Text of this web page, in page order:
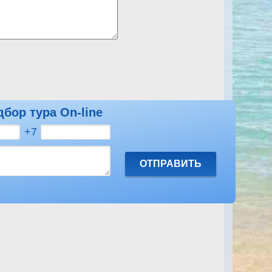
Посмотреть другие отзывы на Ali Baba Palace
тура On-line
+7